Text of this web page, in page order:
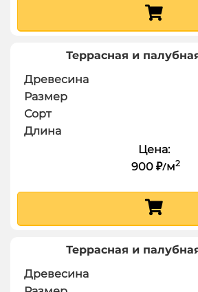
Террасная и
Древесина
Размер
Сорт
Длина
Цена:
900 ₽/м2
Террасная и
Древесина